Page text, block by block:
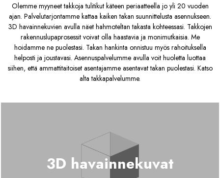
Olemme myyneet takkoja tulitikut käteen periaatteella jo yli 20 vuoden
ajan. Palvelutarjontamme kattaa kaiken takan suunnittelusta asennukseen.
3D havainnekuvien avulla näet hahmoteltan takasta kohteessasi. Takkojen
rakennuslupaprosessit voivat olla haastavia ja monimutkaisia. Me
hoidamme ne puolestasi. Takan hankinta onnistuu myös rahoituksella
helposti ja joustavasi. Asennuspalvelumme avulla voit huoletta luottaa
siihen, että ammattitaitoiset asentajamme asentavat takan puolestasi. Katso
alta takkapalvelumme.
3D havainnekuvat